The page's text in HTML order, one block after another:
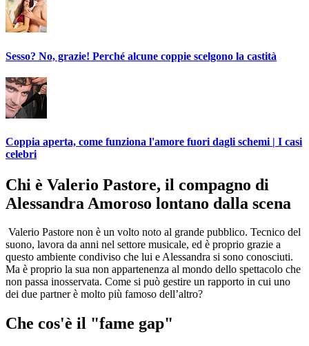
Sesso? No, grazie! Perché alcune coppie scelgono la castità
Coppia aperta, come funziona l'amore fuori dagli schemi | I casi
celebri
Chi è Valerio Pastore, il compagno di
Alessandra Amoroso lontano dalla scena
Valerio Pastore non è un volto noto al grande pubblico. Tecnico del
suono, lavora da anni nel settore musicale, ed è proprio grazie a
questo ambiente condiviso che lui e Alessandra si sono conosciuti.
Ma è proprio la sua non appartenenza al mondo dello spettacolo che
non passa inosservata. Come si può gestire un rapporto in cui uno
dei due partner è molto più famoso dell’altro?
Che cos'è il "fame gap"